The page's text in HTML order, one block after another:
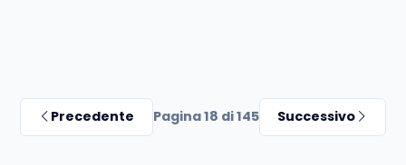
Precedente Pagina 18 di 145 Successivo